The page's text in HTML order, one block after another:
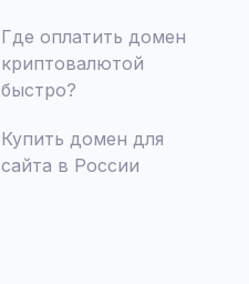
Где оплатить домен
криптовалютой
быстро?
Купить домен для
сайта в России